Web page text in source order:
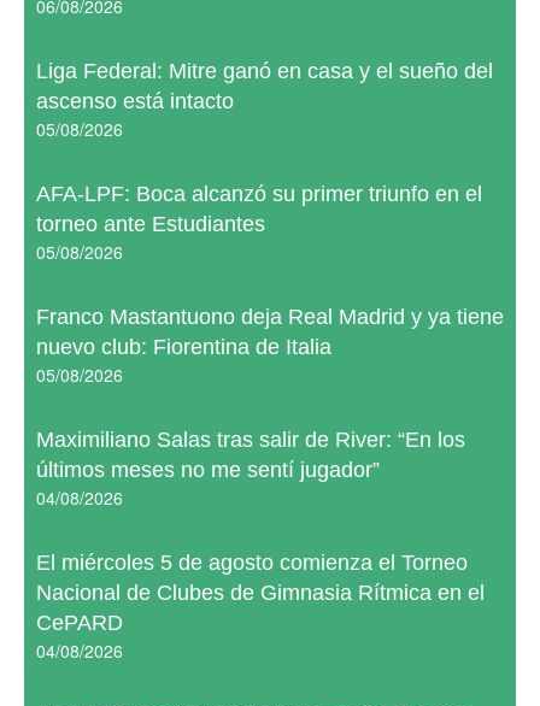
06/08/2026
Liga Federal: Mitre ganó en casa y el sueño del
ascenso está intacto
05/08/2026
AFA-LPF: Boca alcanzó su primer triunfo en el
torneo ante Estudiantes
05/08/2026
Franco Mastantuono deja Real Madrid y ya tiene
nuevo club: Fiorentina de Italia
05/08/2026
Maximiliano Salas tras salir de River: “En los
últimos meses no me sentí jugador”
04/08/2026
El miércoles 5 de agosto comienza el Torneo
Nacional de Clubes de Gimnasia Rítmica en el
CePARD
04/08/2026